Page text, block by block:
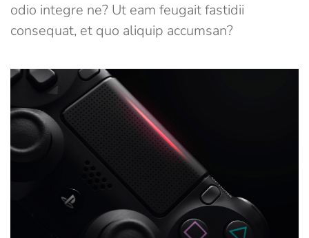
odio integre ne? Ut eam feugait fastidii
consequat, et quo aliquip accumsan?